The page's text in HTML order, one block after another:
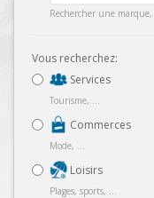
Rechercher une
Vous recherchez:
Services
Tourisme, ...
Commerces
Mode, ...
Loisirs
Plages, sports, ...